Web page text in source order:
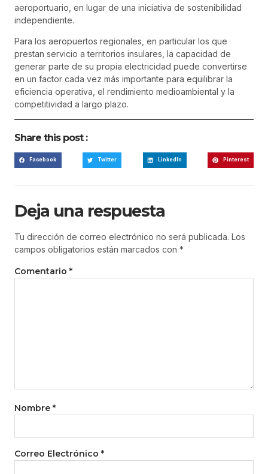
aeroportuario, en lugar de una iniciativa de sostenibilidad
independiente.
Para los aeropuertos regionales, en particular los que
prestan servicio a territorios insulares, la capacidad de
generar parte de su propia electricidad puede convertirse
en un factor cada vez más importante para equilibrar la
eficiencia operativa, el rendimiento medioambiental y la
competitividad a largo plazo.
Share this post :
Facebook Twitter LinkedIn Pinterest
Deja una respuesta
Tu dirección de correo electrónico no será publicada. Los
campos obligatorios están marcados con *
Comentario *
Nombre *
Correo Electrónico *